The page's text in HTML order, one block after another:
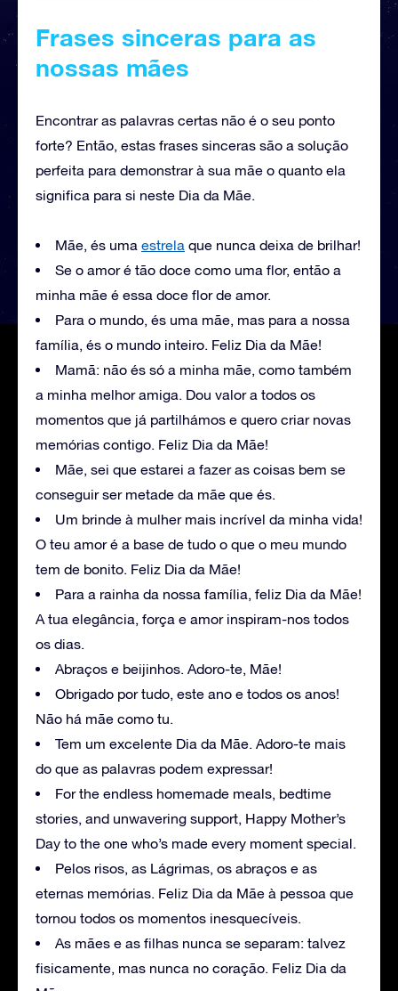
Frases sinceras para as
nossas mães
Encontrar as palavras certas não é o seu ponto
forte? Então, estas frases sinceras são a solução
perfeita para demonstrar à sua mãe o quanto ela
significa para si neste Dia da Mãe.
Mãe, és uma estrela que nunca deixa de brilhar!
Se o amor é tão doce como uma flor, então a
minha mãe é essa doce flor de amor.
Para o mundo, és uma mãe, mas para a nossa
família, és o mundo inteiro. Feliz Dia da Mãe!
Mamã: não és só a minha mãe, como também
a minha melhor amiga. Dou valor a todos os
momentos que já partilhámos e quero criar novas
memórias contigo. Feliz Dia da Mãe!
Mãe, sei que estarei a fazer as coisas bem se
conseguir ser metade da mãe que és.
Um brinde à mulher mais incrível da minha vida!
O teu amor é a base de tudo o que o meu mundo
tem de bonito. Feliz Dia da Mãe!
Para a rainha da nossa família, feliz Dia da Mãe!
A tua elegância, força e amor inspiram-nos todos
os dias.
Abraços e beijinhos. Adoro-te, Mãe!
Obrigado por tudo, este ano e todos os anos!
Não há mãe como tu.
Tem um excelente Dia da Mãe. Adoro-te mais
do que as palavras podem expressar!
For the endless homemade meals, bedtime
stories, and unwavering support, Happy Mother’s
Day to the one who’s made every moment special.
Pelos risos, as Lágrimas, os abraços e as
eternas memórias. Feliz Dia da Mãe à pessoa que
tornou todos os momentos inesquecíveis.
As mães e as filhas nunca se separam: talvez
fisicamente, mas nunca no coração. Feliz Dia da